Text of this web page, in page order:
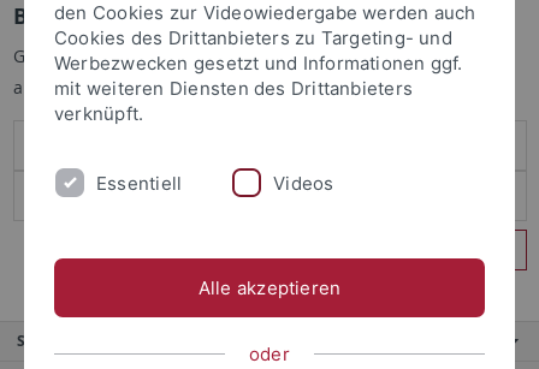
Benutzeranmeldung
Geben Sie Ihren Benutzernamen und Ihr Passwort an um sich
anzumelden:
Service
den Cookies zur Videowiedergabe werden auch
Cookies des Drittanbieters zu Targeting- und
Werbezwecken gesetzt und Informationen ggf.
mit weiteren Diensten des Drittanbieters
verknüpft.
Essentiell Videos
Alle akzeptieren
oder